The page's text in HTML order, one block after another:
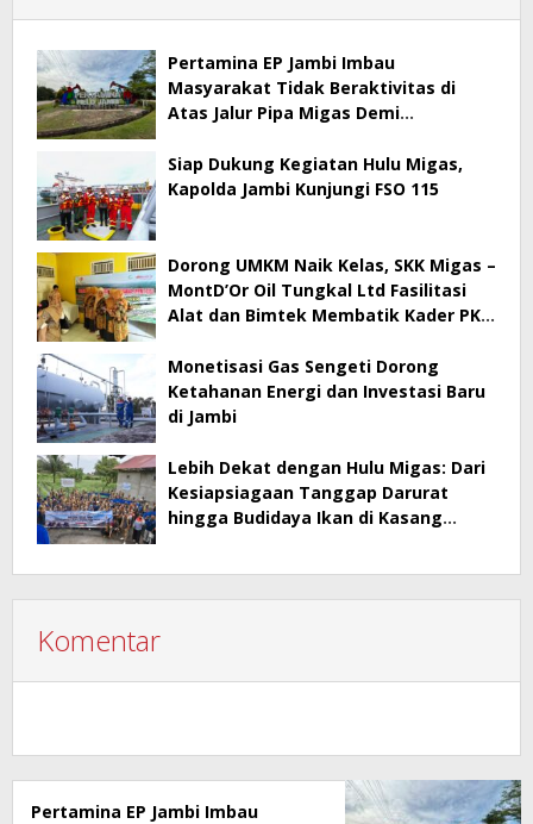
Pertamina EP Jambi Imbau
Masyarakat Tidak Beraktivitas di
Atas Jalur Pipa Migas Demi
Siap Dukung Kegiatan Hulu Migas,
Kapolda Jambi Kunjungi FSO 115
Dorong UMKM Naik Kelas, SKK Migas –
MontD’Or Oil Tungkal Ltd Fasilitasi
Alat dan Bimtek Membatik Kader PKK
Monetisasi Gas Sengeti Dorong
Ketahanan Energi dan Investasi Baru
di Jambi
Lebih Dekat dengan Hulu Migas: Dari
Kesiapsiagaan Tanggap Darurat
hingga Budidaya Ikan di Kasang
Komentar
Pertamina EP Jambi Imbau